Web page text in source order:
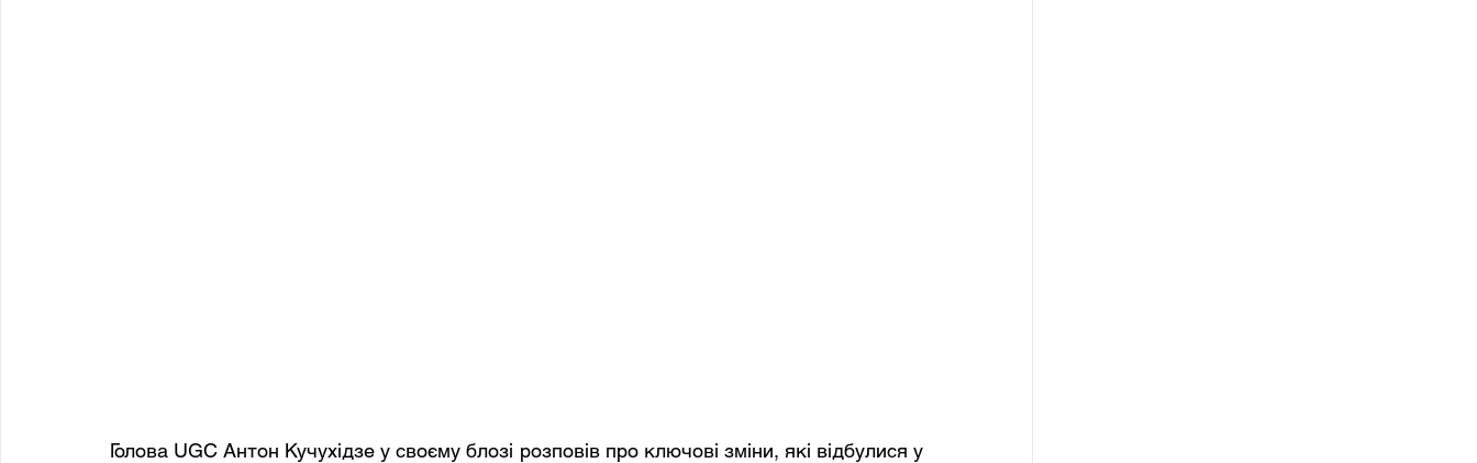
Голова UGC Антон Кучухідзе у своєму блозі розповів про ключові зміни, які відбулися у